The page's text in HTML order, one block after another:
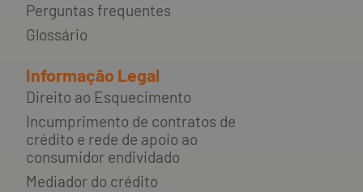
Perguntas frequentes
Glossário
Informação Legal
Direito ao Esquecimento
Incumprimento de contratos de
crédito e rede de apoio ao
consumidor endividado
Mediador do crédito